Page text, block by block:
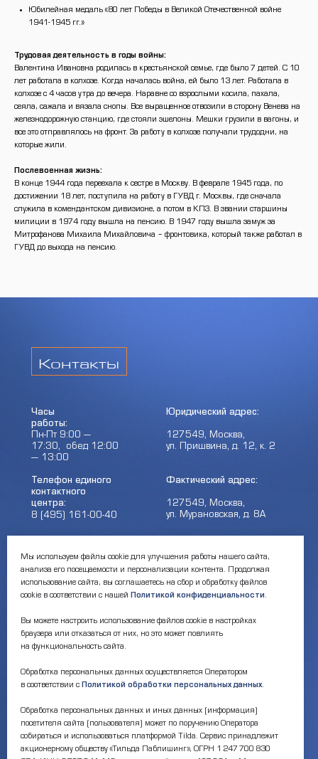
Юбилейная медаль «80 лет Победы в Великой Отечественной войне
1941-1945 гг.»
Трудовая деятельность в годы войны:
Валентина Ивановна родилась в крестьянской семье, где было 7 детей. С 10
лет работала в колхозе. Когда началась война, ей было 13 лет. Работала в
колхозе с 4 часов утра до вечера. Наравне со взрослыми косила, пахала,
сеяла, сажала и вязала снопы. Все выращенное отвозили в сторону Венева на
железнодорожную станцию, где стояли эшелоны. Мешки грузили в вагоны, и
все это отправлялось на фронт. За работу в колхозе получали трудодни, на
которые жили.
Послевоенная жизнь:
В конце 1944 года переехала к сестре в Москву. В феврале 1945 года, по
достижении 18 лет, поступила на работу в ГУВД г. Москвы, где сначала
служила в комендантском дивизионе, а потом в КПЗ. В звании старшины
милиции в 1974 году вышла на пенсию. В 1947 году вышла замуж за
Митрофанова Михаила Михайловича – фронтовика, который также работал в
ГУВД до выхода на пенсию.
Контакты
Фактический адрес:
127549, Москва,
ул. Мурановская, д. 8А
Телефон единого
контактного
центра:
8 (495) 161-00-40
Юридический адрес:
127549, Москва,
ул. Пришвина, д. 12, к. 2
okc-svao@svao.mos.ru
Часы
работы:
Пн-Пт 9:00 —
17:30, обед 12:00
— 13:00
Документы
Результаты НОК
оказания услуг
Электронные ресурсы:
Каталог Библиотек
Москвы
Национальная
библиотека
Мы используем файлы cookie для улучшения работы нашего сайта,
анализа его посещаемости и персонализации контента. Продолжая
использование сайта, вы соглашаетесь на сбор и обработку файлов
cookie в соответствии с нашей Политикой конфиденциальности.
Вы можете настроить использование файлов cookie в настройках
браузера или отказаться от них, но это может повлиять
на функциональность сайта.
Обработка персональных данных осуществляется Оператором
в соответствии с Политикой обработки персональных данных.
Обработка персональных данных и иных данных (информация)
посетителя сайта (пользователя) может по поручению Оператора
собираться и использоваться платформой Tilda. Сервис принадлежит
акционерному обществу «Тильда Паблишинг», ОГРН 1 247 700 830